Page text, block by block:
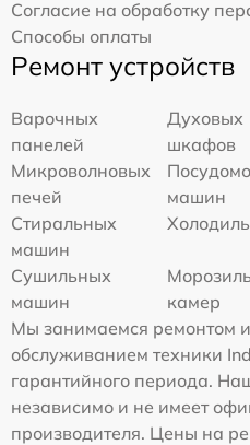
Согласие на обработку
Способы оплаты
Ремонт устройств
Варочных
панелей
Духовых
шкафов
Микроволновых
печей
машин
Стиральных
машин
Сушильных
машин
камер
Мы занимаемся ремонтом
обслуживанием техники
гарантийного периода.
независимо и не имеет
производителя. Цены на